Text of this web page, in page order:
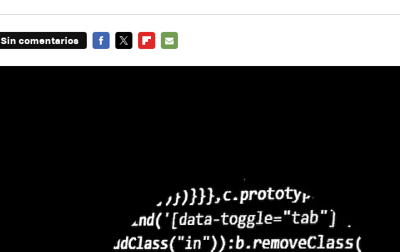
Sin comentarios